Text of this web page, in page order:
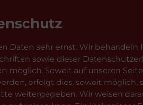
Daten sehr ernst. Wir behandeln
sowie dieser
möglich. Soweit auf unseren
erfolgt dies, soweit möglich,
weitergegeben. Wir weisen